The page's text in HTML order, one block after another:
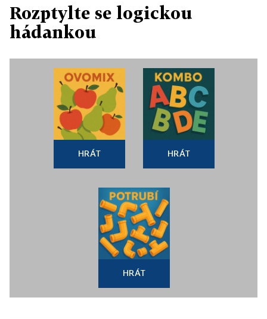
Rozptylte se logickou
hádankou
HRÁT HRÁT
HRÁT